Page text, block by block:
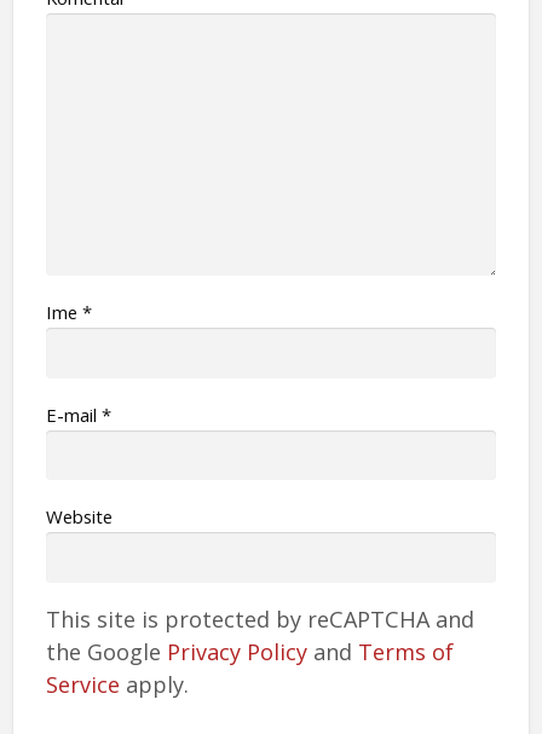
Ime *
Е-mail *
Website
This site is protected by reCAPTCHA and
the Google Privacy Policyand Terms of
Service apply.